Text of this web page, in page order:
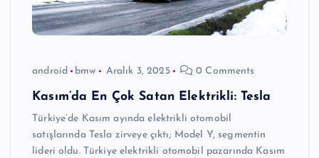
android bmw Aralık 3, 2025 0 Comments
Kasım’da En Çok Satan Elektrikli: Tesla
Türkiye’de Kasım ayında elektrikli otomobil
satışlarında Tesla zirveye çıktı; Model Y, segmentin
lideri oldu. Türkiye elektrikli otomobil pazarında Kasım